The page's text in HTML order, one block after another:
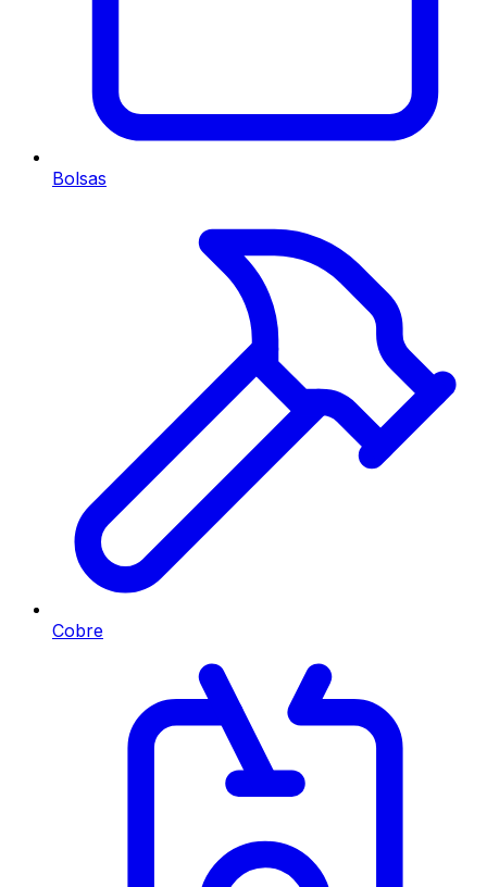
Bolsas
Cobre